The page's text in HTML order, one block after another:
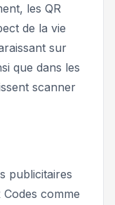
les QR
de la vie
sur
que dans les
scanner
publicitaires
comme